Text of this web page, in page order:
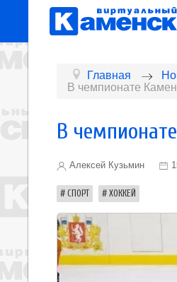
Главная
В чемпионате
В
Алексей Кузьмин
СПОРТ ХОККЕЙ